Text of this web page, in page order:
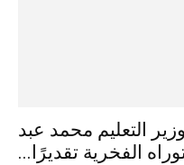
التعليم محمد عبد
الفخرية تقديرًا...